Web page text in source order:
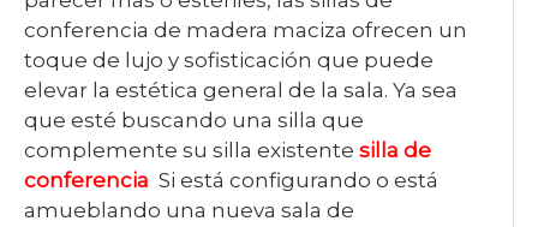
conferencia de madera maciza ofrecen un
toque de lujo y sofisticación que puede
elevar la estética general de la sala. Ya sea
que esté buscando una silla que
complemente su silla existente silla de
conferencia Si está configurando o está
amueblando una nueva sala de